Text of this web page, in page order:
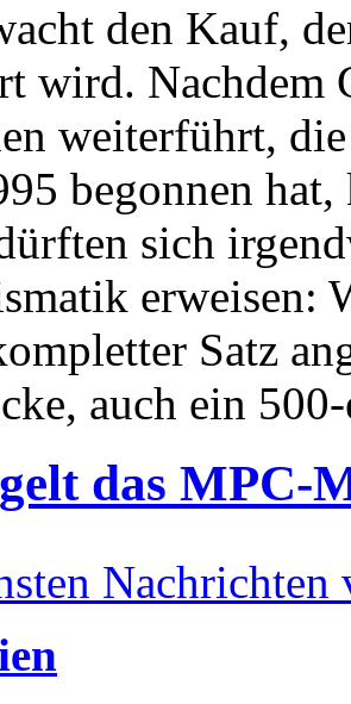
den Kauf,
wird. Nachdem
weiterführt,
begonnen
sich
erweisen:
Satz
auch ein
das MPC-
Nachrichten